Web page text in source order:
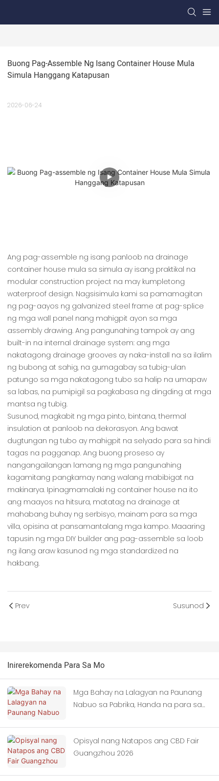
Buong Pag-Assemble Ng Isang Container House Mula
Simula Hanggang Katapusan
2026-06-24
Ang pag-assemble ng isang panloob na drainage
container house mula sa simula ay isang praktikal na
modular construction project na may kumpletong
waterproof design. Nagsisimula kami sa pamamagitan
ng pag-aayos ng galvanized steel frame at pag-splice
ng mga wall panel nang mahigpit ayon sa mga
assembly drawing. Ang pangunahing tampok ay ang
built-in na internal drainage system: ang mga
nakatagong drainage grooves ay naka-install na sa ilalim
ng bubong at sahig, na gumagabay sa tubig-ulan
patungo sa mga nakatagong tubo sa halip na umapaw
sa labas, na pumipigil sa pagkabasa ng dingding at mga
mantsa ng tubig.
Susunod, magkabit ng mga pinto, bintana, thermal
insulation at panloob na dekorasyon. Ang bawat
dugtungan ng tubo ay mahigpit na selyado para sa hindi
tagas na pagganap. Ang buong proseso ay
nangangailangan lamang ng mga pangunahing
kagamitang pangkamay nang walang mabibigat na
makinarya. Ipinagmamalaki ng container house na ito
ang maayos na hitsura, matatag na drainage at
mahabang buhay ng serbisyo, mainam para sa mga
villa, opisina at pansamantalang mga kampo. Maaaring
tapusin ng mga DIY builder ang pag-assemble sa loob
ng ilang araw kasunod ng mga standardized na
hakbang.
Prev Susunod
Inirerekomenda Para Sa Mo
Mga Bahay na Lalagyan na Paunang
Nabuo sa Pabrika, Handa na para sa
Opisyal nang Natapos ang CBD Fair
Guangzhou 2026